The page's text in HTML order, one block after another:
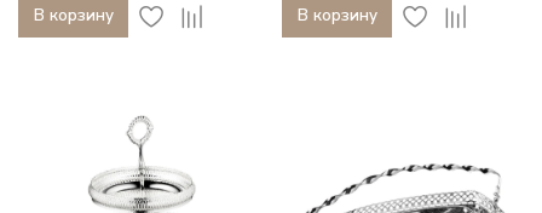
В корзину В корзину